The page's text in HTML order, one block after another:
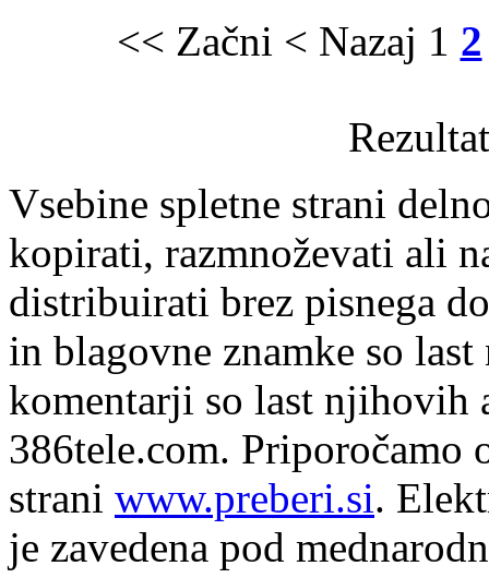
<< Začni < Nazaj 1 2
Vsebine spletne strani
kopirati, razmnoževati ali
distribuirati brez pisnega
in blagovne znamke so
komentarji so last njihovih
386tele.com. Priporočamo
strani www.preberi.si.
je zavedena pod